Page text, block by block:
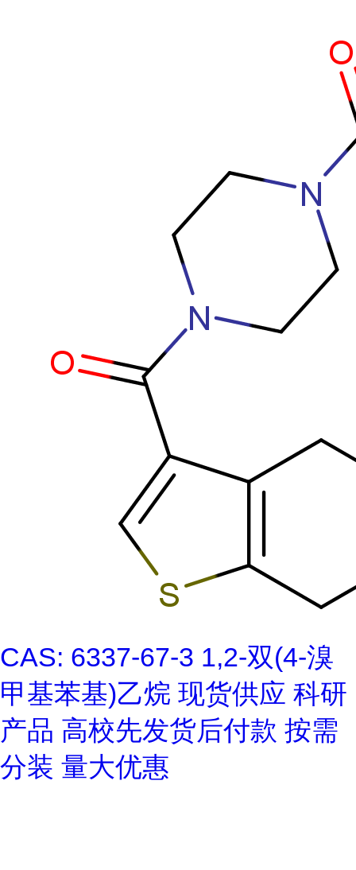
CAS: 6337-67-3 1,2-双(4-溴
甲基苯基)乙烷 现货供应 科研
产品 高校先发货后付款 按需
分装 量大优惠